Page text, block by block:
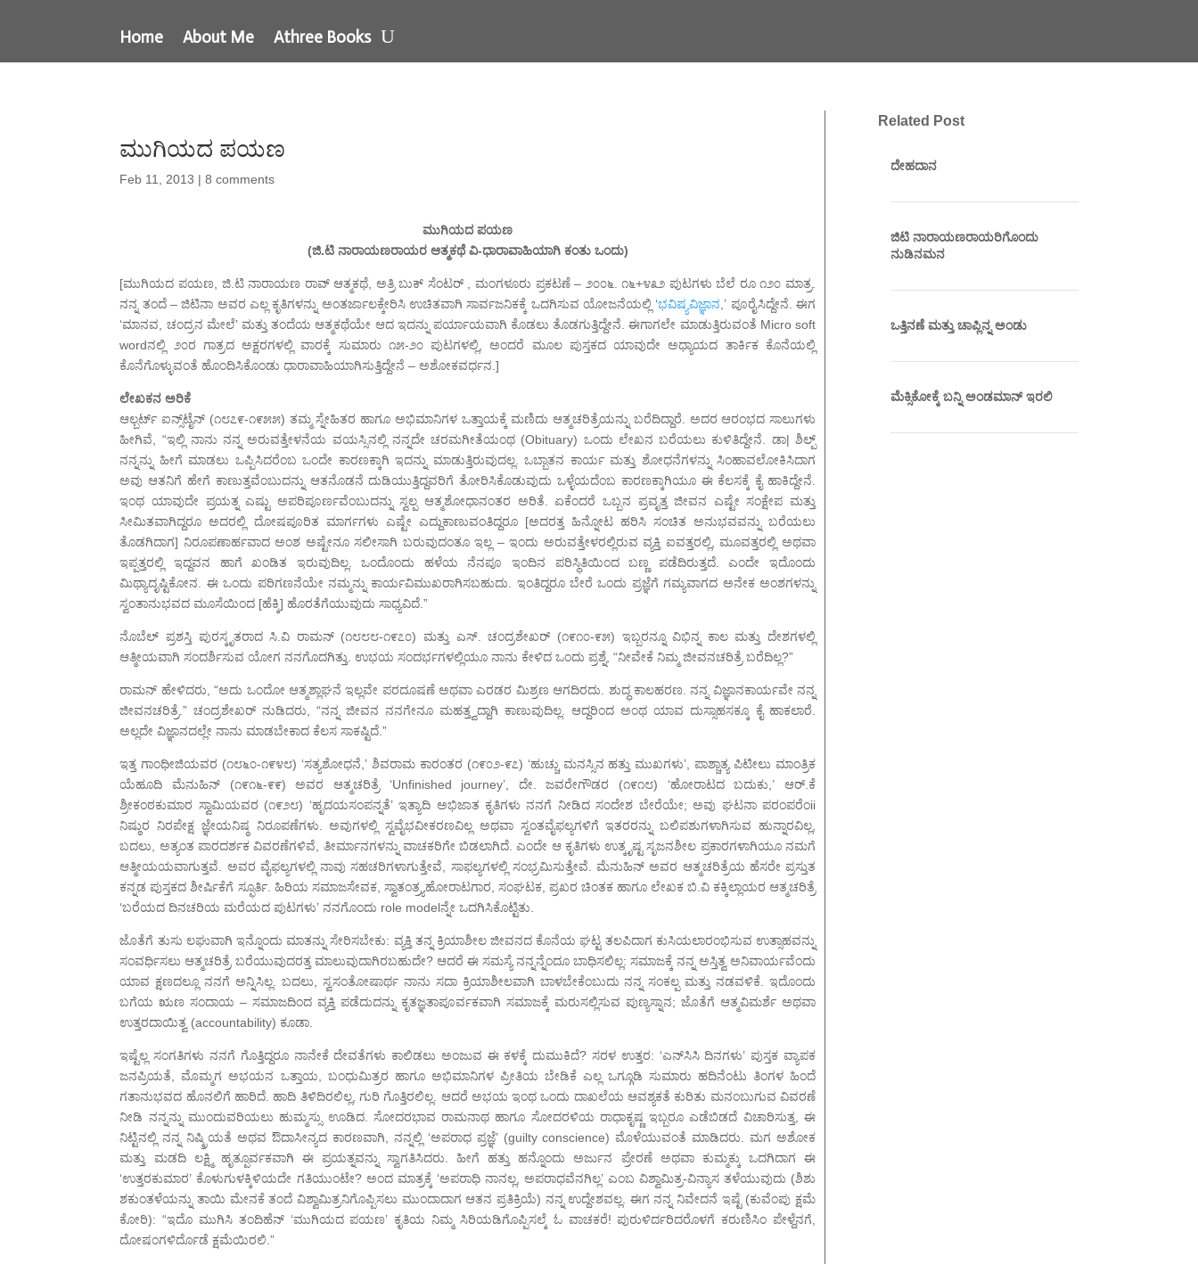
Home About Me Athree Books
ಮುಗಿಯದ ಪಯಣ
Feb 11, 2013 |8 comments
ಮುಗಿಯದ ಪಯಣ
(ಜಿ.ಟಿ ನಾರಾಯಣರಾಯರ ಆತ್ಮಕಥೆ ವಿ-ಧಾರಾವಾಹಿಯಾಗಿ ಕಂತು ಒಂದು)
[ಮುಗಿಯದ ಪಯಣ, ಜಿ.ಟಿ ನಾರಾಯಣ ರಾವ್ ಆತ್ಮಕಥೆ, ಅತ್ರಿ ಬುಕ್ ಸೆಂಟರ್ , ಮಂಗಳೂರು ಪ್ರಕಟಣೆ – ೨೦೦೬. ೧೬+೪೩೨ ಪುಟಗಳು ಬೆಲೆ ರೂ ೧೨೦ ಮಾತ್ರ.
ನನ್ನ ತಂದೆ – ಜಿಟಿನಾ ಅವರ ಎಲ್ಲ ಕೃತಿಗಳನ್ನು ಅಂತರ್ಜಾಲಕ್ಕೇರಿಸಿ ಉಚಿತವಾಗಿ ಸಾರ್ವಜನಿಕಕ್ಕೆ ಒದಗಿಸುವ ಯೋಜನೆಯಲ್ಲಿ ‘ಭವಿಷ್ಯವಿಜ್ಞಾನ ,’ ಪೂರೈಸಿದ್ದೇನೆ. ಈಗ
‘ಮಾನವ, ಚಂದ್ರನ ಮೇಲೆ’ ಮತ್ತು ತಂದೆಯ ಆತ್ಮಕಥೆಯೇ ಆದ ಇದನ್ನು ಪರ್ಯಾಯವಾಗಿ ಕೊಡಲು ತೊಡಗುತ್ತಿದ್ದೇನೆ. ಈಗಾಗಲೇ ಮಾಡುತ್ತಿರುವಂತೆ Micro soft
wordನಲ್ಲಿ ೨೦ರ ಗಾತ್ರದ ಅಕ್ಷರಗಳಲ್ಲಿ ವಾರಕ್ಕೆ ಸುಮಾರು ೧೫-೨೦ ಪುಟಗಳಲ್ಲಿ, ಅಂದರೆ ಮೂಲ ಪುಸ್ತಕದ ಯಾವುದೇ ಅಧ್ಯಾಯದ ತಾರ್ಕಿಕ ಕೊನೆಯಲ್ಲಿ
ಕೊನೆಗೊಳ್ಳುವಂತೆ ಹೊಂದಿಸಿಕೊಂಡು ಧಾರಾವಾಹಿಯಾಗಿಸುತ್ತಿದ್ದೇನೆ – ಅಶೋಕವರ್ಧನ.]
ಲೇಖಕನ ಅರಿಕೆ
ಆಲ್ಬರ್ಟ್ ಐನ್ಸ್‌ಟೈನ್ (೧೮೭೯-೧೯೫೫) ತಮ್ಮ ಸ್ನೇಹಿತರ ಹಾಗೂ ಅಭಿಮಾನಿಗಳ ಒತ್ತಾಯಕ್ಕೆ ಮಣಿದು ಆತ್ಮಚರಿತ್ರೆಯನ್ನು ಬರೆದಿದ್ದಾರೆ. ಅದರ ಆರಂಭದ ಸಾಲುಗಳು
ಹೀಗಿವೆ, “ಇಲ್ಲಿ ನಾನು ನನ್ನ ಅರುವತ್ತೇಳನೆಯ ವಯಸ್ಸಿನಲ್ಲಿ ನನ್ನದೇ ಚರಮಗೀತೆಯಂಥ (Obituary) ಒಂದು ಲೇಖನ ಬರೆಯಲು ಕುಳಿತಿದ್ದೇನೆ. ಡಾ| ಶಿಲ್ಪ್
ನನ್ನನ್ನು ಹೀಗೆ ಮಾಡಲು ಒಪ್ಪಿಸಿದರೆಂಬ ಒಂದೇ ಕಾರಣಕ್ಕಾಗಿ ಇದನ್ನು ಮಾಡುತ್ತಿರುವುದಲ್ಲ. ಒಬ್ಬಾತನ ಕಾರ್ಯ ಮತ್ತು ಶೋಧನೆಗಳನ್ನು ಸಿಂಹಾವಲೋಕಿಸಿದಾಗ
ಅವು ಆತನಿಗೆ ಹೇಗೆ ಕಾಣುತ್ತವೆಂಬುದನ್ನು ಆತನೊಡನೆ ದುಡಿಯುತ್ತಿದ್ದವರಿಗೆ ತೋರಿಸಿಕೊಡುವುದು ಒಳ್ಳೆಯದೆಂಬ ಕಾರಣಕ್ಕಾಗಿಯೂ ಈ ಕೆಲಸಕ್ಕೆ ಕೈ ಹಾಕಿದ್ದೇನೆ.
ಇಂಥ ಯಾವುದೇ ಪ್ರಯತ್ನ ಎಷ್ಟು ಅಪರಿಪೂರ್ಣವೆಂಬುದನ್ನು ಸ್ವಲ್ಪ ಆತ್ಮಶೋಧಾನಂತರ ಅರಿತೆ. ಏಕೆಂದರೆ ಒಬ್ಬನ ಪ್ರವೃತ್ತ ಜೀವನ ಎಷ್ಟೇ ಸಂಕ್ಷೇಪ ಮತ್ತು
ಸೀಮಿತವಾಗಿದ್ದರೂ ಅದರಲ್ಲಿ ದೋಷಪೂರಿತ ಮಾರ್ಗಗಳು ಎಷ್ಟೇ ಎದ್ದುಕಾಣುವಂತಿದ್ದರೂ [ಅದರತ್ತ ಹಿನ್ನೋಟ ಹರಿಸಿ ಸಂಚಿತ ಅನುಭವವನ್ನು ಬರೆಯಲು
ತೊಡಗಿದಾಗ] ನಿರೂಪಣಾರ್ಹವಾದ ಅಂಶ ಅಷ್ಟೇನೂ ಸಲೀಸಾಗಿ ಬರುವುದಂತೂ ಇಲ್ಲ – ಇಂದು ಅರುವತ್ತೇಳರಲ್ಲಿರುವ ವ್ಯಕ್ತಿ ಐವತ್ತರಲ್ಲಿ, ಮೂವತ್ತರಲ್ಲಿ ಅಥವಾ
ಇಪ್ಪತ್ತರಲ್ಲಿ ಇದ್ದವನ ಹಾಗೆ ಖಂಡಿತ ಇರುವುದಿಲ್ಲ. ಒಂದೊಂದು ಹಳೆಯ ನೆನಪೂ ಇಂದಿನ ಪರಿಸ್ಥಿತಿಯಿಂದ ಬಣ್ಣ ಪಡೆದಿರುತ್ತದೆ. ಎಂದೇ ಇದೊಂದು
ಮಿಥ್ಯಾದೃಷ್ಟಿಕೋನ. ಈ ಒಂದು ಪರಿಗಣನೆಯೇ ನಮ್ಮನ್ನು ಕಾರ್ಯವಿಮುಖರಾಗಿಸಬಹುದು. ಇಂತಿದ್ದರೂ ಬೇರೆ ಒಂದು ಪ್ರಜ್ಞೆಗೆ ಗಮ್ಯವಾಗದ ಅನೇಕ ಅಂಶಗಳನ್ನು
ಸ್ವಂತಾನುಭವದ ಮೂಸೆಯಿಂದ [ಹೆಕ್ಕಿ] ಹೊರತೆಗೆಯುವುದು ಸಾಧ್ಯವಿದೆ.”
ನೊಬೆಲ್ ಪ್ರಶಸ್ತಿ ಪುರಸ್ಕೃತರಾದ ಸಿ.ವಿ ರಾಮನ್ (೧೮೮೮-೧೯೭೦) ಮತ್ತು ಎಸ್. ಚಂದ್ರಶೇಖರ್ (೧೯೧೦-೯೫) ಇಬ್ಬರನ್ನೂ ವಿಭಿನ್ನ ಕಾಲ ಮತ್ತು ದೇಶಗಳಲ್ಲಿ
ಆತ್ಮೀಯವಾಗಿ ಸಂದರ್ಶಿಸುವ ಯೋಗ ನನಗೊದಗಿತ್ತು. ಉಭಯ ಸಂದರ್ಭಗಳಲ್ಲಿಯೂ ನಾನು ಕೇಳಿದ ಒಂದು ಪ್ರಶ್ನೆ, “ನೀವೇಕೆ ನಿಮ್ಮ ಜೀವನಚರಿತ್ರೆ ಬರೆದಿಲ್ಲ?”
ರಾಮನ್ ಹೇಳಿದರು, “ಅದು ಒಂದೋ ಆತ್ಮಶ್ಲಾಘನೆ ಇಲ್ಲವೇ ಪರದೂಷಣೆ ಅಥವಾ ಎರಡರ ಮಿಶ್ರಣ ಆಗದಿರದು. ಶುದ್ಧ ಕಾಲಹರಣ. ನನ್ನ ವಿಜ್ಞಾನಕಾರ್ಯವೇ ನನ್ನ
ಜೀವನಚರಿತ್ರೆ.” ಚಂದ್ರಶೇಖರ್ ನುಡಿದರು, “ನನ್ನ ಜೀವನ ನನಗೇನೂ ಮಹತ್ತ್ವದ್ದಾಗಿ ಕಾಣುವುದಿಲ್ಲ. ಆದ್ದರಿಂದ ಅಂಥ ಯಾವ ದುಸ್ಸಾಹಸಕ್ಕೂ ಕೈ ಹಾಕಲಾರೆ.
ಅಲ್ಲದೇ ವಿಜ್ಞಾನದಲ್ಲೇ ನಾನು ಮಾಡಬೇಕಾದ ಕೆಲಸ ಸಾಕಷ್ಟಿದೆ.”
ಇತ್ತ ಗಾಂಧೀಜಿಯವರ (೧೮೬೦-೧೯೪೮) ‘ಸತ್ಯಶೋಧನೆ,’ ಶಿವರಾಮ ಕಾರಂತರ (೧೯೦೨-೯೭) ‘ಹುಚ್ಚು ಮನಸ್ಸಿನ ಹತ್ತು ಮುಖಗಳು’, ಪಾಶ್ಚಾತ್ಯ ಪಿಟೀಲು ಮಾಂತ್ರಿಕ
ಯೆಹೂದಿ ಮೆನುಹಿನ್ (೧೯೧೬-೯೯) ಅವರ ಆತ್ಮಚರಿತ್ರೆ ‘Unfinished journey’, ದೇ. ಜವರೇಗೌಡರ (೧೯೧೮) ‘ಹೋರಾಟದ ಬದುಕು,’ ಆರ್.ಕೆ
ಶ್ರೀಕಂಠಕುಮಾರ ಸ್ವಾಮಿಯವರ (೧೯೨೮) ‘ಹೃದಯಸಂಪನ್ನತೆ’ ಇತ್ಯಾದಿ ಅಭಿಜಾತ ಕೃತಿಗಳು ನನಗೆ ನೀಡಿದ ಸಂದೇಶ ಬೇರೆಯೇ; ಅವು ಘಟನಾ ಪರಂಪರೆಂii
ನಿಷ್ಠುರ ನಿರಪೇಕ್ಷ ಜ್ಞೇಯನಿಷ್ಠ ನಿರೂಪಣೆಗಳು. ಅವುಗಳಲ್ಲಿ ಸ್ವವೈಭವೀಕರಣವಿಲ್ಲ ಅಥವಾ ಸ್ವಂತವೈಫಲ್ಯಗಳಿಗೆ ಇತರರನ್ನು ಬಲಿಪಶುಗಳಾಗಿಸುವ ಹುನ್ನಾರವಿಲ್ಲ,
ಬದಲು, ಅತ್ಯಂತ ಪಾರದರ್ಶಕ ವಿವರಣೆಗಳಿವೆ, ತೀರ್ಮಾನಗಳನ್ನು ವಾಚಕರಿಗೇ ಬಿಡಲಾಗಿದೆ. ಎಂದೇ ಆ ಕೃತಿಗಳು ಉತ್ಕೃಷ್ಟ ಸೃಜನಶೀಲ ಪ್ರಕಾರಗಳಾಗಿಯೂ ನಮಗೆ
ಆತ್ಮೀಯಯವಾಗುತ್ತವೆ. ಅವರ ವೈಫಲ್ಯಗಳಲ್ಲಿ ನಾವು ಸಹಚರಿಗಳಾಗುತ್ತೇವೆ, ಸಾಫಲ್ಯಗಳಲ್ಲಿ ಸಂಭ್ರಮಿಸುತ್ತೇವೆ. ಮೆನುಹಿನ್ ಅವರ ಆತ್ಮಚರಿತ್ರೆಯ ಹೆಸರೇ ಪ್ರಸ್ತುತ
ಕನ್ನಡ ಪುಸ್ತಕದ ಶೀರ್ಷಿಕೆಗೆ ಸ್ಫೂರ್ತಿ. ಹಿರಿಯ ಸಮಾಜಸೇವಕ, ಸ್ವಾತಂತ್ರ್ಯಹೋರಾಟಗಾರ, ಸಂಘಟಕ, ಪ್ರಖರ ಚಿಂತಕ ಹಾಗೂ ಲೇಖಕ ಬಿ.ವಿ ಕಕ್ಕಿಲ್ಲಾಯರ ಆತ್ಮಚರಿತ್ರೆ
‘ಬರೆಯದ ದಿನಚರಿಯ ಮರೆಯದ ಪುಟಗಳು’ ನನಗೊಂದು role modelನ್ನೇ ಒದಗಿಸಿಕೊಟ್ಟಿತು.
ಜೊತೆಗೆ ತುಸು ಲಘುವಾಗಿ ಇನ್ನೊಂದು ಮಾತನ್ನು ಸೇರಿಸಬೇಕು: ವ್ಯಕ್ತಿ ತನ್ನ ಕ್ರಿಯಾಶೀಲ ಜೀವನದ ಕೊನೆಯ ಘಟ್ಟ ತಲಪಿದಾಗ ಕುಸಿಯಲಾರಂಭಿಸುವ ಉತ್ಸಾಹವನ್ನು
ಸಂವರ್ಧಿಸಲು ಆತ್ಮಚರಿತ್ರೆ ಬರೆಯುವುದರತ್ತ ಮಾಲುವುದಾಗಿರಬಹುದೇ? ಆದರೆ ಈ ಸಮಸ್ಯೆ ನನ್ನನ್ನೆಂದೂ ಬಾಧಿಸಲಿಲ್ಲ: ಸಮಾಜಕ್ಕೆ ನನ್ನ ಅಸ್ತಿತ್ವ ಅನಿವಾರ್ಯವೆಂದು
ಯಾವ ಕ್ಷಣದಲ್ಲೂ ನನಗೆ ಅನ್ನಿಸಿಲ್ಲ. ಬದಲು, ಸ್ವಸಂತೋಷಾರ್ಥ ನಾನು ಸದಾ ಕ್ರಿಯಾಶೀಲವಾಗಿ ಬಾಳಬೇಕೆಂಬುದು ನನ್ನ ಸಂಕಲ್ಪ ಮತ್ತು ನಡವಳಿಕೆ. ಇದೊಂದು
ಬಗೆಯ ಋಣ ಸಂದಾಯ – ಸಮಾಜದಿಂದ ವ್ಯಕ್ತಿ ಪಡೆದುದನ್ನು ಕೃತಜ್ಞತಾಪೂರ್ವಕವಾಗಿ ಸಮಾಜಕ್ಕೆ ಮರುಸಲ್ಲಿಸುವ ಪುಣ್ಯಸ್ನಾನ; ಜೊತೆಗೆ ಆತ್ಮವಿಮರ್ಶೆ ಅಥವಾ
ಉತ್ತರದಾಯಿತ್ವ (accountability) ಕೂಡಾ.
ಇಷ್ಟೆಲ್ಲ ಸಂಗತಿಗಳು ನನಗೆ ಗೊತ್ತಿದ್ದರೂ ನಾನೇಕೆ ದೇವತೆಗಳು ಕಾಲಿಡಲು ಅಂಜುವ ಈ ಕಳಕ್ಕೆ ದುಮುಕಿದೆ? ಸರಳ ಉತ್ತರ: ‘ಎನ್‌ಸಿಸಿ ದಿನಗಳು’ ಪುಸ್ತಕ ವ್ಯಾಪಕ
ಜನಪ್ರಿಯತೆ, ಮೊಮ್ಮಗ ಅಭಯನ ಒತ್ತಾಯ, ಬಂಧುಮಿತ್ರರ ಹಾಗೂ ಅಭಿಮಾನಿಗಳ ಪ್ರೀತಿಯ ಬೇಡಿಕೆ ಎಲ್ಲ ಒಗ್ಗೂಡಿ ಸುಮಾರು ಹದಿನೆಂಟು ತಿಂಗಳ ಹಿಂದೆ
ಗತಾನುಭವದ ಹೊನಲಿಗೆ ಹಾರಿದೆ. ಹಾದಿ ತಿಳಿದಿರಲಿಲ್ಲ, ಗುರಿ ಗೊತ್ತಿರಲಿಲ್ಲ. ಆದರೆ ಅಭಯ ಇಂಥ ಒಂದು ದಾಖಲೆಯ ಆವಶ್ಯಕತೆ ಕುರಿತು ಮನಂಬುಗುವ ವಿವರಣೆ
ನೀಡಿ ನನ್ನನ್ನು ಮುಂದುವರಿಯಲು ಹುಮ್ಮಸ್ಸು ಊಡಿದ. ಸೋದರಭಾವ ರಾಮನಾಥ ಹಾಗೂ ಸೋದರಳಿಯ ರಾಧಾಕೃಷ್ಣ ಇಬ್ಬರೂ ಎಡೆಬಿಡದೆ ವಿಚಾರಿಸುತ್ತ, ಈ
ನಿಟ್ಟಿನಲ್ಲಿ ನನ್ನ ನಿಷ್ಕ್ರಿಯತೆ ಅಥವ ಔದಾಸೀನ್ಯದ ಕಾರಣವಾಗಿ, ನನ್ನಲ್ಲಿ ‘ಅಪರಾಧ ಪ್ರಜ್ಞೆ’ (guilty conscience) ಮೊಳೆಯುವಂತೆ ಮಾಡಿದರು. ಮಗ ಅಶೋಕ
ಮತ್ತು ಮಡದಿ ಲಕ್ಷ್ಮಿ ಹೃತ್ಪೂರ್ವಕವಾಗಿ ಈ ಪ್ರಯತ್ನವನ್ನು ಸ್ವಾಗತಿಸಿದರು. ಹೀಗೆ ಹತ್ತು ಹನ್ನೊಂದು ಅರ್ಜುನ ಪ್ರೇರಣೆ ಅಥವಾ ಕುಮ್ಮಕ್ಕು ಒದಗಿದಾಗ ಈ
‘ಉತ್ತರಕುಮಾರ’ ಕೊಳುಗುಳಕ್ಕಿಳಿಯದೇ ಗತಿಯುಂಟೇ? ಅಂದ ಮಾತ್ರಕ್ಕೆ ‘ಅಪರಾಧಿ ನಾನಲ್ಲ, ಅಪರಾಧವೆನಗಿಲ್ಲ’ ಎಂಬ ವಿಶ್ವಾಮಿತ್ರ-ವಿನ್ಯಾಸ ತಳೆಯುವುದು (ಶಿಶು
ಶಕುಂತಳೆಯನ್ನು ತಾಯಿ ಮೇನಕೆ ತಂದೆ ವಿಶ್ವಾಮಿತ್ರನಿಗೊಪ್ಪಿಸಲು ಮುಂದಾದಾಗ ಆತನ ಪ್ರತಿಕ್ರಿಯೆ) ನನ್ನ ಉದ್ದೇಶವಲ್ಲ. ಈಗ ನನ್ನ ನಿವೇದನೆ ಇಷ್ಟೆ (ಕುವೆಂಪು ಕ್ಷಮೆ
ಕೋರಿ): “ಇದೊ ಮುಗಿಸಿ ತಂದಿಹೆನ್ ‘ಮುಗಿಯದ ಪಯಣ’ ಕೃತಿಯ ನಿಮ್ಮ ಸಿರಿಯಡಿಗೊಪ್ಪಿಸಲ್ಕೆ ಓ ವಾಚಕರೆ! ಪುರುಳಿರ್ದರಿದರೊಳಗೆ ಕರುಣಿಸಿಂ ಪೇಳ್ದೆನಗೆ,
ದೋಷಂಗಳಿರ್ದೊಡೆ ಕ್ಷಮೆಯಿರಲಿ.”
Related Post
ದೇಹದಾನ
ಜಿಟಿ ನಾರಾಯಣರಾಯರಿಗೊಂದು
ನುಡಿನಮನ
ಒತ್ತಿನಣೆ ಮತ್ತು ಚಾಪ್ಲಿನ್ನ ಅಂಡು
ಮೆಕ್ಸಿಕೋಕ್ಕೆ ಬನ್ನಿ ಅಂಡಮಾನ್ ಇರಲಿ